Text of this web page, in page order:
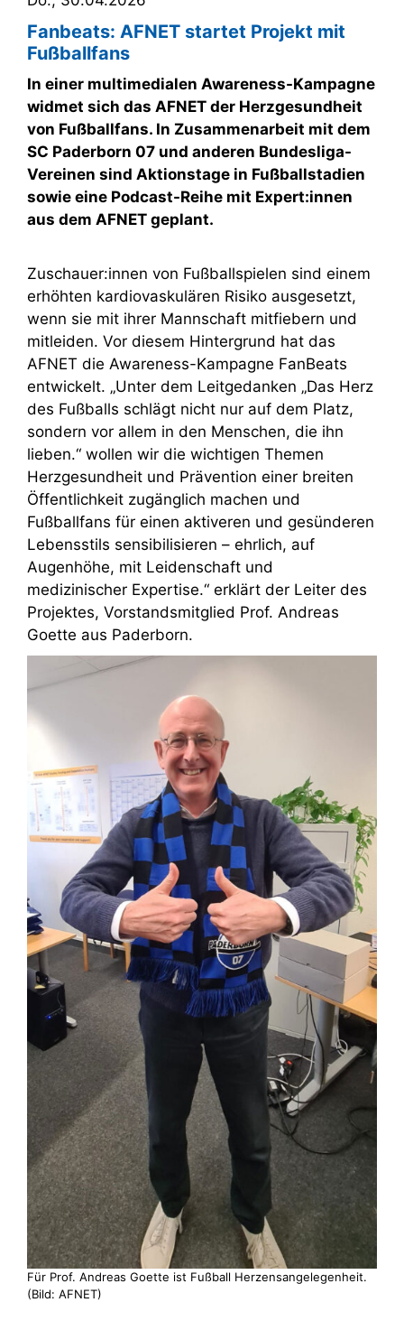
Fanbeats: AFNET startet Projekt mit
Fußballfans
In einer multimedialen Awareness-Kampagne
widmet sich das AFNET der Herzgesundheit
von Fußballfans. In Zusammenarbeit mit dem
SC Paderborn 07 und anderen Bundesliga-
Vereinen sind Aktionstage in Fußballstadien
sowie eine Podcast-Reihe mit Expert:innen
aus dem AFNET geplant.
Zuschauer:innen von Fußballspielen sind einem
erhöhten kardiovaskulären Risiko ausgesetzt,
wenn sie mit ihrer Mannschaft mitfiebern und
mitleiden. Vor diesem Hintergrund hat das
AFNET die Awareness-Kampagne FanBeats
entwickelt. „Unter dem Leitgedanken „Das Herz
des Fußballs schlägt nicht nur auf dem Platz,
sondern vor allem in den Menschen, die ihn
lieben.“ wollen wir die wichtigen Themen
Herzgesundheit und Prävention einer breiten
Öffentlichkeit zugänglich machen und
Fußballfans für einen aktiveren und gesünderen
Lebensstils sensibilisieren – ehrlich, auf
Augenhöhe, mit Leidenschaft und
medizinischer Expertise.“ erklärt der Leiter des
Projektes, Vorstandsmitglied Prof. Andreas
Goette aus Paderborn.
Für Prof. Andreas Goette ist Fußball Herzensangelegenheit.
(Bild: AFNET)